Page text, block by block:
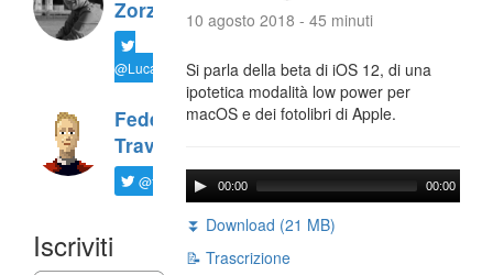
Zorzi
@LucaTNT
Federico
Travaini
@ftrava
Iscriviti
10 agosto 2018 - 45 minuti
Si parla della beta di iOS 12, di una
ipotetica modalità low power per
macOS e dei fotolibri di Apple.
00:00 00:00
⏬ Download (21 MB)
📝 Trascrizione